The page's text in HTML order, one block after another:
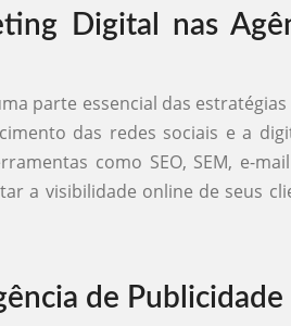
Digital nas
parte essencial das estratégias
das redes sociais e a
como SEO, SEM, e-
a visibilidade online de seus
de Publicidade